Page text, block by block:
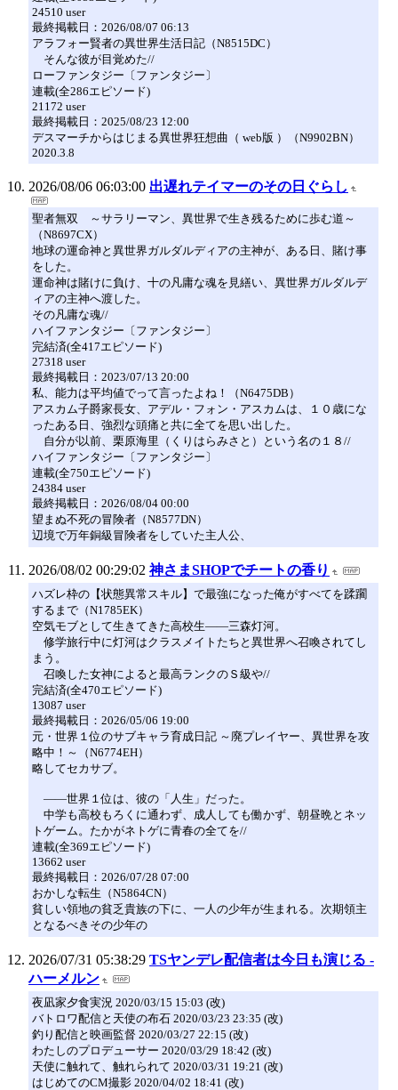
24510 user
最終掲載日：2026/08/07 06:13
アラフォー賢者の異世界生活日記（N8515DC）
そんな彼が目覚めた//
ローファンタジー〔ファンタジー〕
連載(全286エピソード)
21172 user
最終掲載日：2025/08/23 12:00
デスマーチからはじまる異世界狂想曲（ web版 ）（N9902BN）
2020.3.8
2026/08/06 06:03:00 出遅れテイマーのその日ぐらし
聖者無双 ～サラリーマン、異世界で生き残るために歩む道～
（N8697CX）
地球の運命神と異世界ガルダルディアの主神が、ある日、賭け事
をした。
運命神は賭けに負け、十の凡庸な魂を見繕い、異世界ガルダルデ
ィアの主神へ渡した。
その凡庸な魂//
ハイファンタジー〔ファンタジー〕
完結済(全417エピソード)
27318 user
最終掲載日：2023/07/13 20:00
私、能力は平均値でって言ったよね！（N6475DB）
アスカム子爵家長女、アデル・フォン・アスカムは、１０歳にな
ったある日、強烈な頭痛と共に全てを思い出した。
自分が以前、栗原海里（くりはらみさと）という名の１８//
ハイファンタジー〔ファンタジー〕
連載(全750エピソード)
24384 user
最終掲載日：2026/08/04 00:00
望まぬ不死の冒険者（N8577DN）
辺境で万年銅級冒険者をしていた主人公、
2026/08/02 00:29:02 神さまSHOPでチートの香り
ハズレ枠の【状態異常スキル】で最強になった俺がすべてを蹂躙
するまで（N1785EK）
空気モブとして生きてきた高校生――三森灯河。
修学旅行中に灯河はクラスメイトたちと異世界へ召喚されてし
まう。
召喚した女神によると最高ランクのＳ級や//
完結済(全470エピソード)
13087 user
最終掲載日：2026/05/06 19:00
元・世界１位のサブキャラ育成日記 ～廃プレイヤー、異世界を攻
略中！～（N6774EH）
略してセカサブ。
――世界１位は、彼の「人生」だった。
中学も高校もろくに通わず、成人しても働かず、朝昼晩とネッ
トゲーム。たかがネトゲに青春の全てを//
連載(全369エピソード)
13662 user
最終掲載日：2026/07/28 07:00
おかしな転生（N5864CN）
貧しい領地の貧乏貴族の下に、一人の少年が生まれる。次期領主
となるべきその少年の
2026/07/31 05:38:29 TSヤンデレ配信者は今日も演じる -
ハーメルン
夜凪家夕食実況 2020/03/15 15:03 (改)
バトロワ配信と天使の布石 2020/03/23 23:35 (改)
釣り配信と映画監督 2020/03/27 22:15 (改)
わたしのプロデューサー 2020/03/29 18:42 (改)
天使に触れて、触れられて 2020/03/31 19:21 (改)
はじめてのCM撮影 2020/04/02 18:41 (改)